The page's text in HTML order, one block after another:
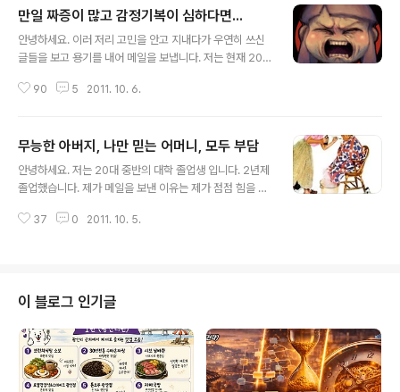
만일 짜증이 많고 감정기복이 심하다면...
안녕하세요. 이러 저리 고민을 안고 지내다가 우연히 쓰신
글들을 보고 용기를 내어 메일을 보냅니다. 저는 현재 20
가 지금은 알바를 하고 있습니다. 어디서부터 말씀을 드려
기복이 심했는지 모르겠습니다. 아니 언제 행복했었는지
기억이 안 날 정도로 극심한 스트레스.. 마음의 병을 앓고
있습니다. 가까운 지인이 그러더라구요.. 제 기분 맞추기가
이것저것 알아보던 중이었습니다.. 어느 블로그에서 보니
90 5 2011. 10. 6.
무능한 아버지, 나만 믿는 어머니, 모두 부담
안녕하세요. 저는 20대 중반의 대학 졸업생 입니다. 2년제
졸업했습니다. 제가 메일을 보낸 이유는 제가 점점 힘을 잃
미래에 대한 꿈과 계획을 철저하게 준비하는 아이었습니
부수고 도박도 많이 하셨습니다. 교육으로 들어가는 돈은
무조건 아깝다 생각하시고 돈 안주셨습니다. 저의 집 부유
했지만 아버지가 혼자 주식과 도박으로 10억이 훨씬 넘는
돈 다 쓰시고 지금은 빚이 2억 정도 된다고 합니다. 아버지
에 대한 이야기 너무 많지만 다 못할 정도입니다. (((생략)))
제 아버지는..
37 0 2011. 10. 5.
이 블로그 인기글